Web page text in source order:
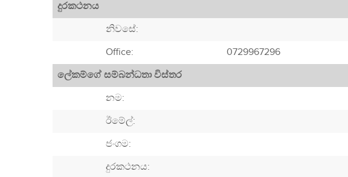
දුරකථනය
නිවසේ:
Office:
0729967296
ලේකම්ගේ සම්බන්ධතා විස්තර
නම:
ඊමේල්:
ජංගම:
දුරකථනය: